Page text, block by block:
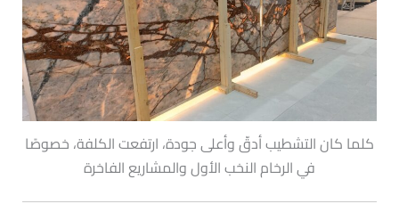
كلما كان التشطيب أدقّ وأعلى جودة، ارتفعت الكلفة، خصوصًا
في الرخام النخب الأول والمشاريع الفاخرة